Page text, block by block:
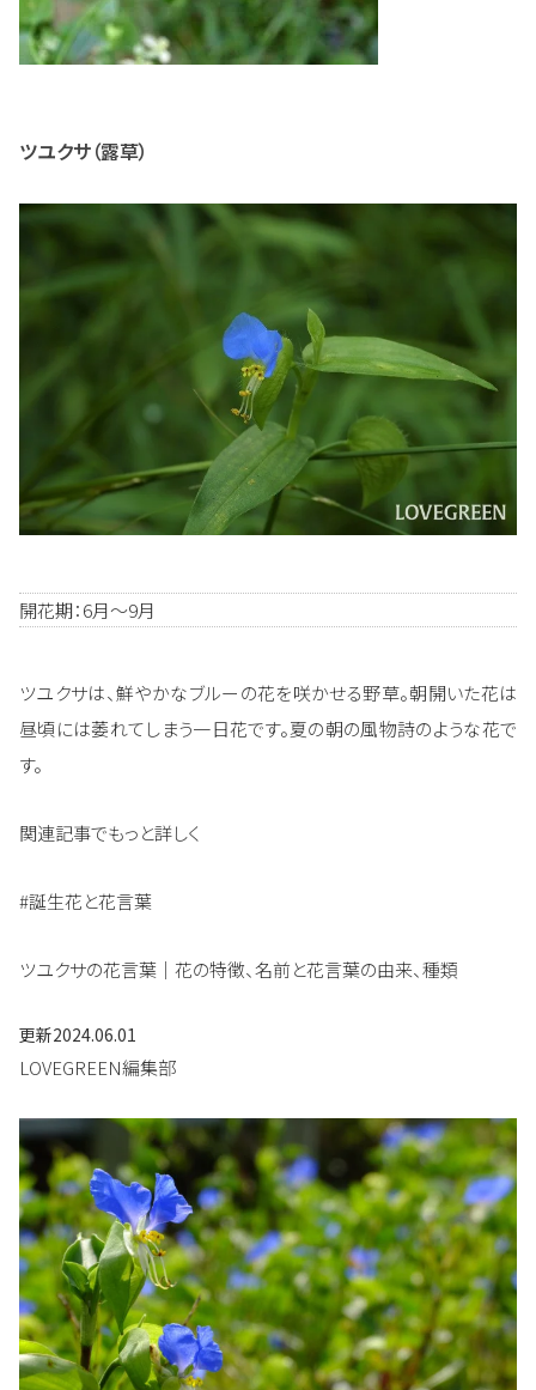
ツユクサ（露草）
開花期：6月～9月
ツユクサは、鮮やかなブルーの花を咲かせる野草。朝開いた花は
昼頃には萎れてしまう一日花です。夏の朝の風物詩のような花で
す。
関連記事でもっと詳しく
#誕生花と花言葉
ツユクサの花言葉｜花の特徴、名前と花言葉の由来、種類
更新2024.06.01
LOVEGREEN編集部